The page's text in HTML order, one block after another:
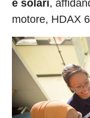
e solari,
motore, HDAX